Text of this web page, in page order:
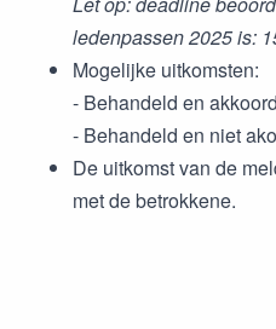
ledenpassen 2025 is:
Mogelijke uitkomsten:
- Behandeld en
- Behandeld en niet
De uitkomst van de
met de betrokkene.